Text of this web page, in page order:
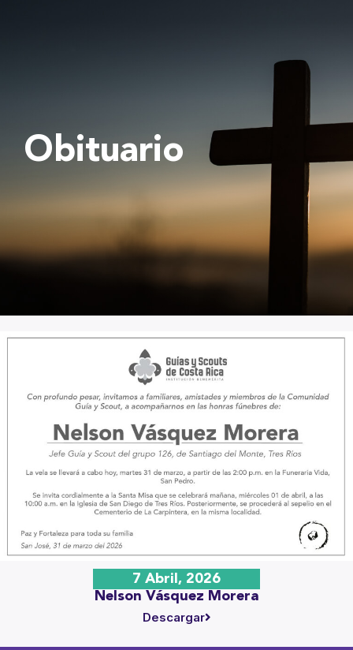
Obituario
7 Abril, 2026
Nelson Vásquez Morera
Descargar